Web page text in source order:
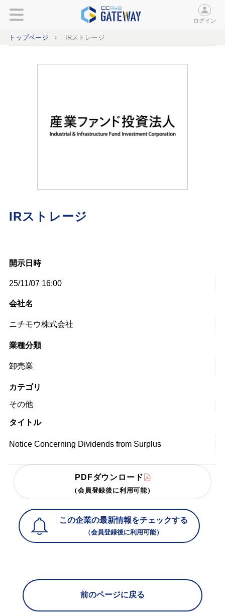
ログイン
トップページ IRストレージ
IRストレージ
開示日時
25/11/07 16:00
会社名
ニチモウ株式会社
業種分類
卸売業
カテゴリ
その他
タイトル
Notice Concerning Dividends from Surplus
PDFダウンロード
（会員登録後に利用可能）
この企業の最新情報をチェックする
（会員登録後に利用可能）
前のページに戻る